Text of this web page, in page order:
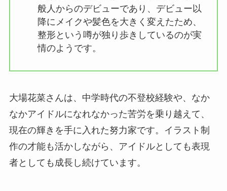
般人からのデビューであり、デビュー以
降にメイクや髪色を大きく変えたため、
整形という噂が独り歩きしているのが実
情のようです。
大場花菜さんは、中学時代の不登校経験や、なか
なかアイドルになれなかった苦労を乗り越えて、
現在の輝きを手に入れた努力家です。イラスト制
作の才能も活かしながら、アイドルとしても表現
者としても成長し続けています。